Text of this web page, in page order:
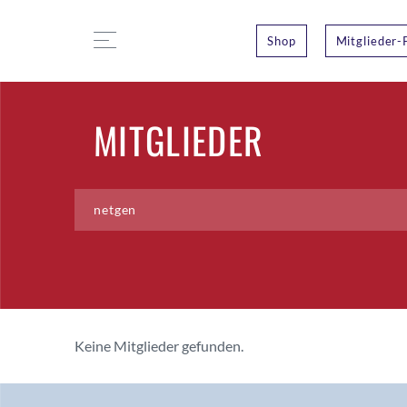
Shop Mitglieder-
MITGLIEDER
Keine Mitglieder gefunden.